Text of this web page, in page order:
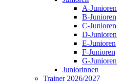
A-Junioren
B-Junioren
C-Junioren
D-Junioren
E-Junioren
F-Junioren
G-Junioren
Juniorinnen
Trainer 2026/2027